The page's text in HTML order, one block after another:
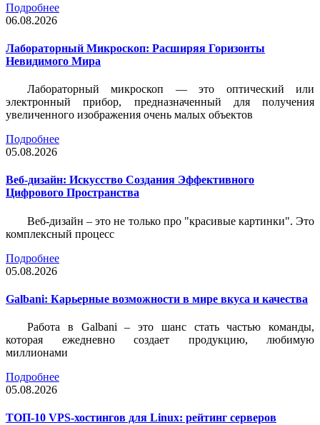
Подробнее
06.08.2026
Лабораторный Микроскоп: Расширяя Горизонты
Невидимого Мира
Лабораторный микроскоп — это оптический или
электронный прибор, предназначенный для получения
увеличенного изображения очень малых объектов
Подробнее
05.08.2026
Веб-дизайн: Искусство Создания Эффективного
Цифрового Пространства
Веб-дизайн – это не только про "красивые картинки". Это
комплексный процесс
Подробнее
05.08.2026
Galbani: Карьерные возможности в мире вкуса и качества
Работа в Galbani – это шанс стать частью команды,
которая ежедневно создает продукцию, любимую
миллионами
Подробнее
05.08.2026
ТОП-10 VPS-хостингов для Linux: рейтинг серверов